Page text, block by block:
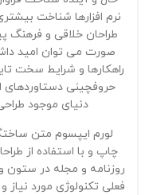
نرم افزارها شناخت
طراحان خلاقی و فرهنگ
صورت می توان امید
راهکارها و شرایط سخت
حروفچینی دستاوردهای
دنیای موجود
لورم ایپسوم متن
چاپ و با استفاده از
روزنامه و مجله در ستون
فعلی تکنولوژی مورد نیاز